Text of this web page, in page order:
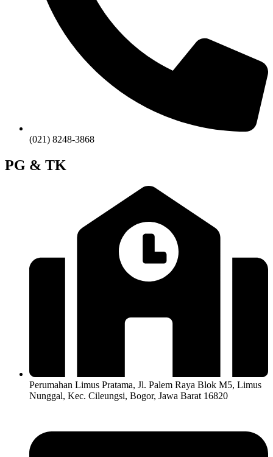
(021) 8248-3868
PG & TK
Perumahan Limus Pratama, Jl. Palem Raya Blok M5, Limus
Nunggal, Kec. Cileungsi, Bogor, Jawa Barat 16820